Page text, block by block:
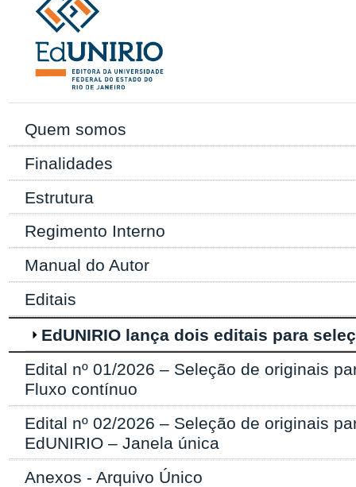
Quem somos
Finalidades
Estrutura
Regimento Interno
Manual do Autor
Editais
EdUNIRIO lança dois editais para
Edital nº 01/2026 – Seleção de originais
Fluxo contínuo
Edital nº 02/2026 – Seleção de originais
EdUNIRIO – Janela única
Anexos - Arquivo Único